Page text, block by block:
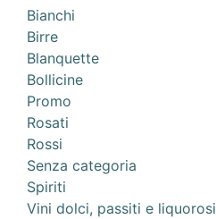
Bianchi
Birre
Blanquette
Bollicine
Promo
Rosati
Rossi
Senza categoria
Spiriti
Vini dolci, passiti e liquorosi